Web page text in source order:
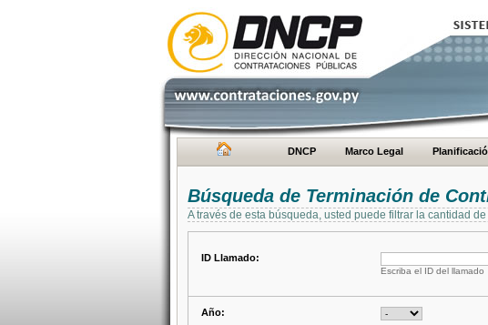
DNCP Marco Legal
Búsqueda de Terminación de
A través de esta búsqueda, usted puede filtrar la cantidad
ID Llamado:
Escriba el ID del llamado
Año: